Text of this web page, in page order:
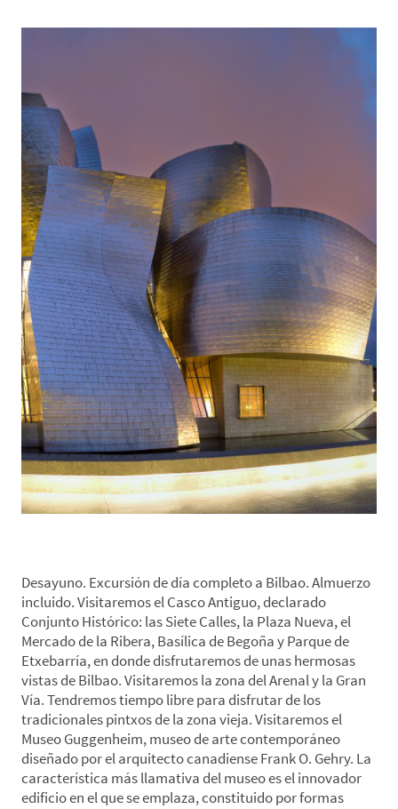
Desayuno. Excursión de día completo a Bilbao. Almuerzo
incluido. Visitaremos el Casco Antiguo, declarado
Conjunto Histórico: las Siete Calles, la Plaza Nueva, el
Mercado de la Ribera, Basílica de Begoña y Parque de
Etxebarría, en donde disfrutaremos de unas hermosas
vistas de Bilbao. Visitaremos la zona del Arenal y la Gran
Vía. Tendremos tiempo libre para disfrutar de los
tradicionales pintxos de la zona vieja. Visitaremos el
Museo Guggenheim, museo de arte contemporáneo
diseñado por el arquitecto canadiense Frank O. Gehry. La
característica más llamativa del museo es el innovador
edificio en el que se emplaza, constituido por formas